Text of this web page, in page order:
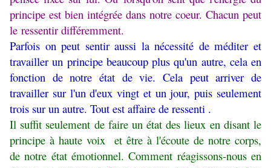
principe est bien intégrée dans notre coeur. Chacun peut
le ressentir différemment.
Parfois on peut sentir aussi la nécessité de méditer et
travailler un principe beaucoup plus qu'un autre, cela en
fonction de notre état de vie. Cela peut arriver de
travailler sur l'un d'eux vingt et un jour, puis seulement
trois sur un autre. Tout est affaire de ressenti .
Il suffit seulement de faire un état des lieux en disant le
principe à haute voix et être à l'écoute de notre corps,
de notre état émotionnel. Comment réagissons-nous en